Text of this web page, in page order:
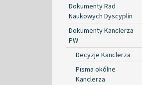
Dokumenty Rad
Naukowych Dyscyplin
Dokumenty Kanclerza
PW
Decyzje Kanclerza
Pisma okólne
Kanclerza